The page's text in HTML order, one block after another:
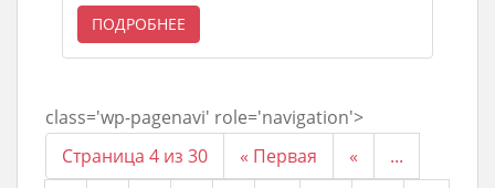
ПОДРОБНЕЕ
class='wp-pagenavi' role='navigation'>
Страница 4 из 30
« Первая «
...